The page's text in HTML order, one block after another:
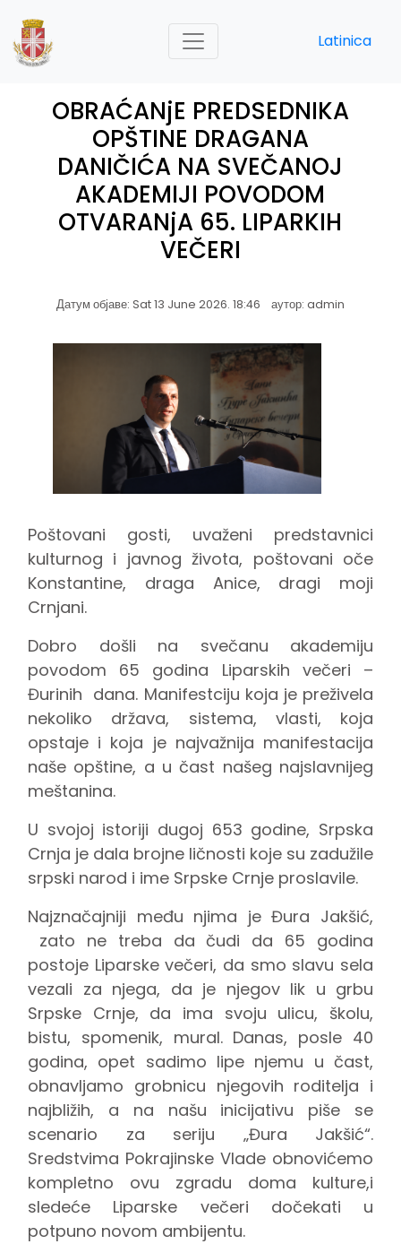
Latinica
OBRAĆANjE PREDSEDNIKA
OPŠTINE DRAGANA
DANIČIĆA NA SVEČANOJ
AKADEMIJI POVODOM
OTVARANjA 65. LIPARKIH
VEČERI
Датум објаве: Sat 13 June 2026. 18:46 аутор: admin
Poštovani gosti, uvaženi predstavnici
kulturnog i javnog života, poštovani oče
Konstantine, draga Anice, dragi moji
Crnjani.
Dobro došli na svečanu akademiju
povodom 65 godina Liparskih večeri –
Đurinih dana. Manifestciju koja je preživela
nekoliko država, sistema, vlasti, koja
opstaje i koja je najvažnija manifestacija
naše opštine, a u čast našeg najslavnijeg
meštanina.
U svojoj istoriji dugoj 653 godine, Srpska
Crnja je dala brojne ličnosti koje su zadužile
srpski narod i ime Srpske Crnje proslavile.
Najznačajniji među njima je Đura Jakšić,
zato ne treba da čudi da 65 godina
postoje Liparske večeri, da smo slavu sela
vezali za njega, da je njegov lik u grbu
Srpske Crnje, da ima svoju ulicu, školu,
bistu, spomenik, mural. Danas, posle 40
godina, opet sadimo lipe njemu u čast,
obnavljamo grobnicu njegovih roditelja i
najbližih, a na našu inicijativu piše se
scenario za seriju „Đura Jakšić“.
Sredstvima Pokrajinske Vlade obnovićemo
kompletno ovu zgradu doma kulture,i
sledeće Liparske večeri dočekati u
potpuno novom ambijentu.